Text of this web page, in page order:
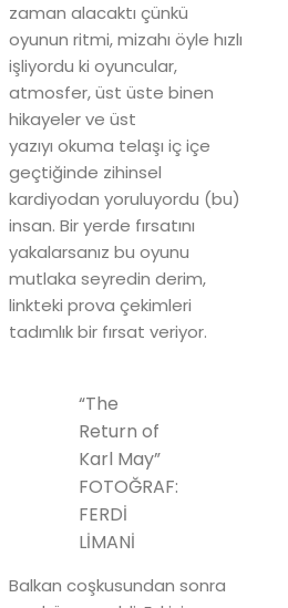
zaman alacaktı çünkü
oyunun ritmi, mizahı öyle hızlı
işliyordu ki oyuncular,
atmosfer, üst üste binen
hikayeler ve üst
yazıyı okuma telaşı iç içe
geçtiğinde zihinsel
kardiyodan yoruluyordu (bu)
insan. Bir yerde fırsatını
yakalarsanız bu oyunu
mutlaka seyredin derim,
linkteki prova çekimleri
tadımlık bir fırsat veriyor.
“The
Return of
Karl May”
FOTOĞRAF:
FERDİ
LİMANİ
Balkan coşkusundan sonra